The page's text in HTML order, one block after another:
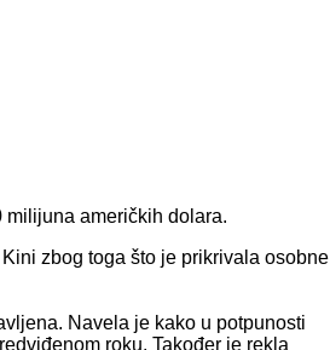
američkih dolara.
zbog toga što je prikrivala osobne
Navela je kako u potpunosti
roku. Također je rekla